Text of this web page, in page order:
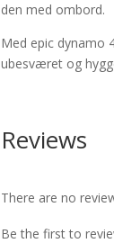
den med ombord.
Med epic dynamo
ubesværet og
Reviews
There are no
Be the first to